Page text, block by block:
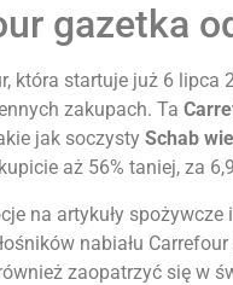
gazetka
startuje już 6 lipca
zakupach. Ta
jak soczysty Schab
aż 56% taniej, za
na artykuły
nabiału
zaopatrzyć się w